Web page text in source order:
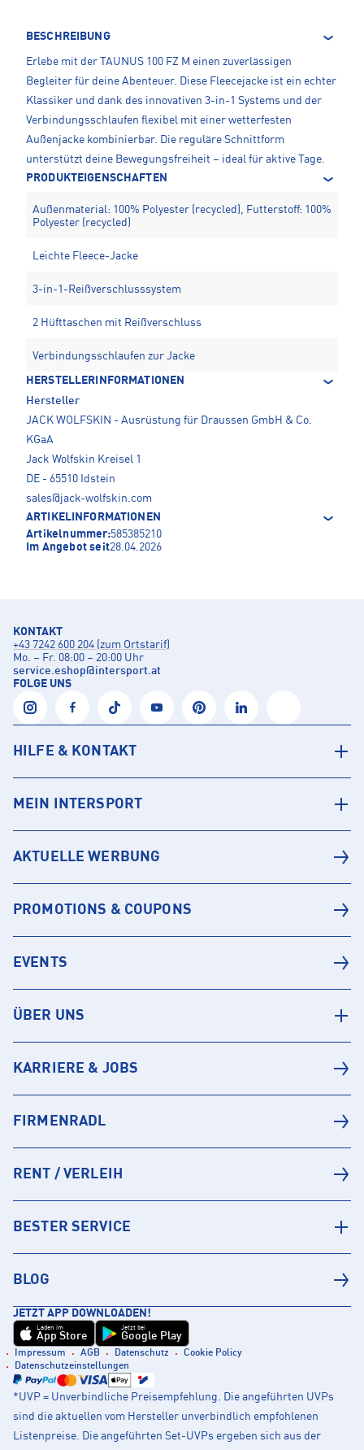
BESCHREIBUNG
Erlebe mit der TAUNUS 100 FZ M einen zuverlässigen
Begleiter für deine Abenteuer. Diese Fleecejacke ist ein echter
Klassiker und dank des innovativen 3-in-1 Systems und der
Verbindungsschlaufen flexibel mit einer wetterfesten
Außenjacke kombinierbar. Die reguläre Schnittform
unterstützt deine Bewegungsfreiheit – ideal für aktive Tage.
PRODUKTEIGENSCHAFTEN
Außenmaterial: 100% Polyester (recycled), Futterstoff: 100%
Polyester (recycled)
Leichte Fleece-Jacke
3-in-1-Reißverschlusssystem
2 Hüfttaschen mit Reißverschluss
Verbindungsschlaufen zur Jacke
HERSTELLERINFORMATIONEN
Hersteller
JACK WOLFSKIN - Ausrüstung für Draussen GmbH & Co.
KGaA
Jack Wolfskin Kreisel 1
DE - 65510 Idstein
sales@jack-wolfskin.com
ARTIKELINFORMATIONEN
Artikelnummer:585385210
Im Angebot seit28.04.2026
KONTAKT
+43 7242 600 204 (zum Ortstarif)
Mo. – Fr. 08:00 – 20:00 Uhr
service.eshop@intersport.at
FOLGE UNS
HILFE & KONTAKT
MEIN INTERSPORT
AKTUELLE WERBUNG
PROMOTIONS & COUPONS
EVENTS
ÜBER UNS
KARRIERE & JOBS
FIRMENRADL
RENT / VERLEIH
BESTER SERVICE
BLOG
JETZT APP DOWNLOADEN!
Laden im
App Store
Jetzt bei
Google Play
Impressum AGB Datenschutz
Cookie Policy
Datenschutzeinstellungen
*UVP = Unverbindliche Preisempfehlung. Die angeführten UVPs
sind die aktuellen vom Hersteller unverbindlich empfohlenen
Listenpreise. Die angeführten Set-UVPs ergeben sich aus der